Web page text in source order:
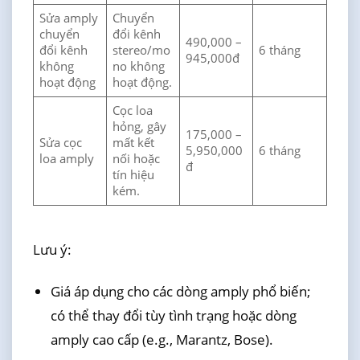
Sửa amply
chuyển
đổi kênh
không
hoạt động
Chuyển
đổi kênh
stereo/mo
no không
hoạt động.
490,000 –
945,000đ
6 tháng
Sửa cọc
loa amply
Cọc loa
hỏng, gây
mất kết
nối hoặc
tín hiệu
kém.
175,000 –
5,950,000
đ
6 tháng
Lưu ý:
Giá áp dụng cho các dòng amply phổ biến;
có thể thay đổi tùy tình trạng hoặc dòng
amply cao cấp (e.g., Marantz, Bose).